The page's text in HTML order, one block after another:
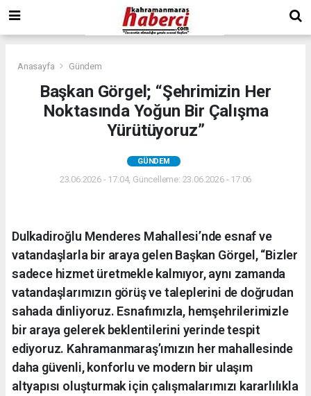
Anasayfa Gündem
Başkan Görgel; “Şehrimizin Her
Noktasında Yoğun Bir Çalışma
Yürütüyoruz”
GÜNDEM
23.06.2026 - 17:04, Güncelleme: 23.06.2026 - 17:06
Dulkadiroğlu Menderes Mahallesi’nde esnaf ve
vatandaşlarla bir araya gelen Başkan Görgel, “Bizler
sadece hizmet üretmekle kalmıyor, aynı zamanda
vatandaşlarımızın görüş ve taleplerini de doğrudan
sahada dinliyoruz. Esnafımızla, hemşehrilerimizle
bir araya gelerek beklentilerini yerinde tespit
ediyoruz. Kahramanmaraş’ımızın her mahallesinde
daha güvenli, konforlu ve modern bir ulaşım
altyapısı oluşturmak için çalışmalarımızı kararlılıkla